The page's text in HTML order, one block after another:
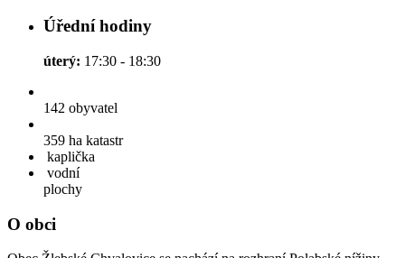
Úřední hodiny
úterý: 17:30 - 18:30
142 obyvatel
359 ha katastr
kaplička
vodní
plochy
O obci